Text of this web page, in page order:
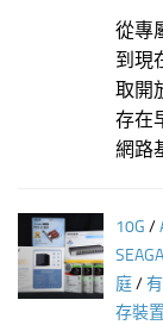
從專
到現
取開
存在
網路
10G /
庭/
存裝置